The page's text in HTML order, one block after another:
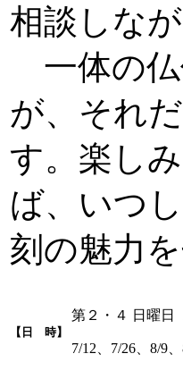
相談しな
一体の仏
が、それ
す。楽し
ば、いつ
刻の魅力
【日 時】
第２・４ 日曜日
7/12、7/26、8/9